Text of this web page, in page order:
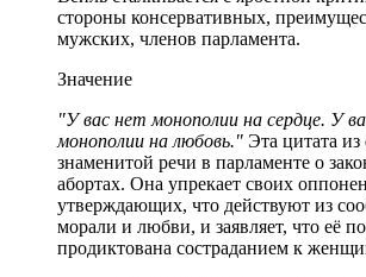
стороны консервативных,
мужских, членов парламента.
Значение
"У вас нет монополии на сердце. У
монополии на любовь." Эта цитата из
знаменитой речи в парламенте о
абортах. Она упрекает своих
утверждающих, что действуют из
морали и любви, и заявляет, что её
продиктована состраданием к